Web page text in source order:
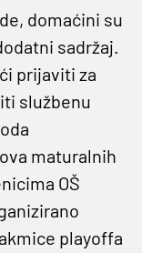
domaćini su
sadržaj.
prijaviti za
službenu
maturalnih
OŠ
playoffa